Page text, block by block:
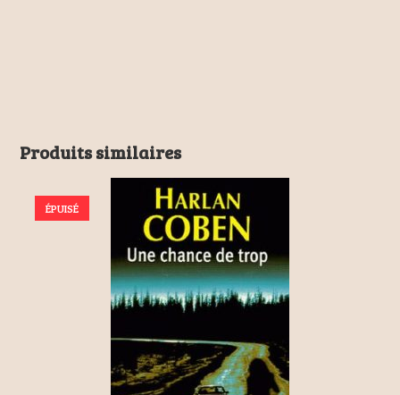
Produits similaires
ÉPUISÉ